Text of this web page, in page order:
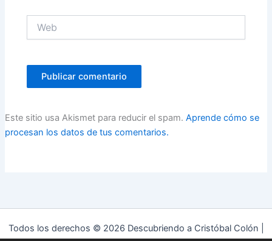
Este sitio usa Akismet para reducir el spam. Aprende cómo se
procesan los datos de tus comentarios.
Todos los derechos © 2026 Descubriendo a Cristóbal Colón |